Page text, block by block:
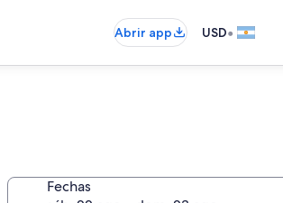
Abrir app USD•
Fechas